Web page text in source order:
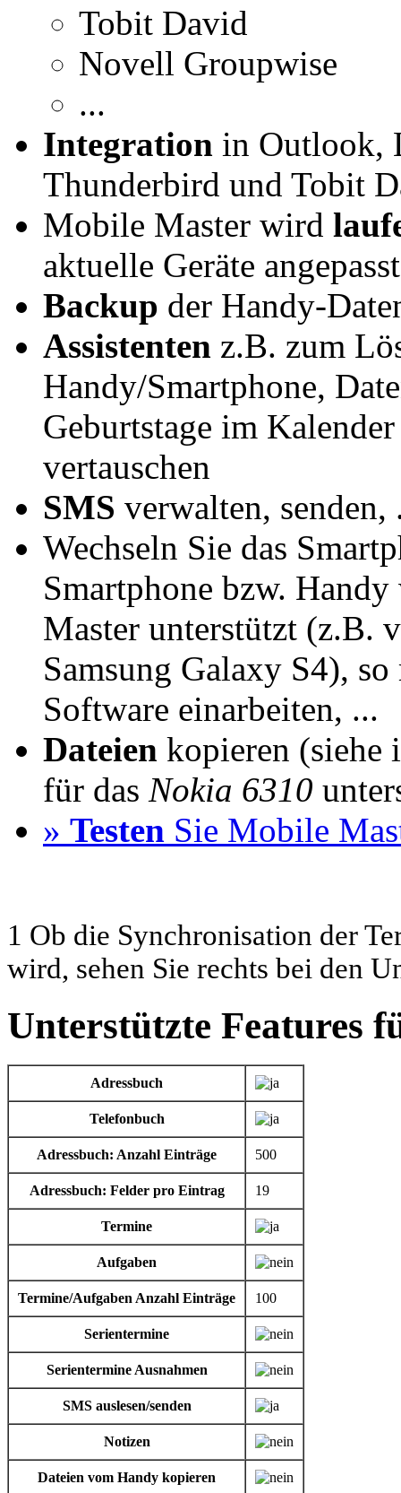
Tobit David
Novell Groupwise
...
Integration in Outlook,
Thunderbird und Tobit
Mobile Master wird
aktuelle Geräte
Backup der Handy-
Assistenten z.B. zum
Handy/Smartphone,
Geburtstage im
vertauschen
SMS verwalten, senden,
Wechseln Sie das
Smartphone bzw.
Master unterstützt (z.B.
Samsung Galaxy S4),
Software einarbeiten, ...
Dateien kopieren (siehe
für das Nokia 6310
» Testen Sie Mobile
1 Ob die Synchronisation der
wird, sehen Sie rechts bei den
Unterstützte Features
Adressbuch
Telefonbuch
Adressbuch: Anzahl Einträge 500
Adressbuch: Felder pro Eintrag 19
Termine
Aufgaben
Termine/Aufgaben Anzahl Einträge 100
Serientermine
Serientermine Ausnahmen
SMS auslesen/senden
Notizen
Dateien vom Handy kopieren